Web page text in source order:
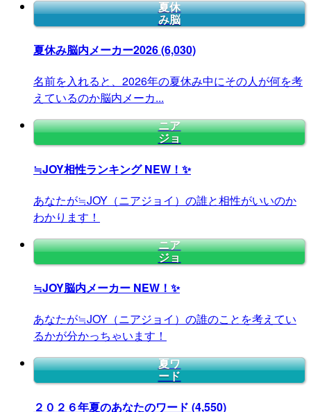
夏休
み脳
夏休み脳内メーカー2026(6,030)
名前を入れると、2026年の夏休み中にその人が何を考
えているのか脳内メーカ...
ニア
ジョ
≒JOY相性ランキングNEW！✨
あなたが≒JOY（ニアジョイ）の誰と相性がいいのか
わかります！
ニア
ジョ
≒JOY脳内メーカー NEW！✨
あなたが≒JOY（ニアジョイ）の誰のことを考えてい
るかが分かっちゃいます！
夏ワ
ード
２０２６年夏のあなたのワード (4,550)